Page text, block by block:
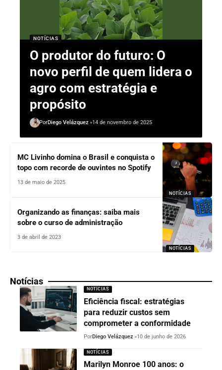
NOTÍCIAS
O produtor do futuro: O
novo perfil de quem lidera o
agro com estratégia e
propósito
PorDiego Velázquez 14 de novembro de 2025
NOTÍCIAS
MC Livinho domina o Brasil e conquista o
topo com recorde de ouvintes no Spotify
13 de maio de 2025
NOTÍCIAS
Organizando as finanças: saiba mais
sobre o curso de administração
3 de abril de 2023
Notícias
NOTÍCIAS
Eficiência fiscal: estratégias
para reduzir custos sem
comprometer a conformidade
PorDiego Velázquez 10 de junho de 2026
NOTÍCIAS
Marilyn Monroe 100 anos: o